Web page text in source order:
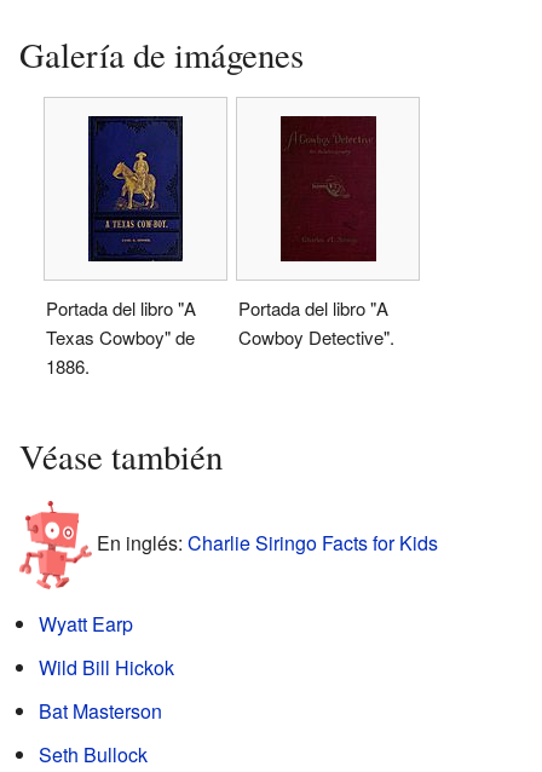
Galería de imágenes
Portada del libro "A
Texas Cowboy" de
1886.
Portada del libro "A
Cowboy Detective".
Véase también
En inglés: Charlie Siringo Facts for Kids
Wyatt Earp
Wild Bill Hickok
Bat Masterson
Seth Bullock